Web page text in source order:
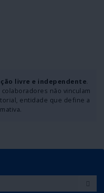
livre e independente.
não vinculam
entidade que define a